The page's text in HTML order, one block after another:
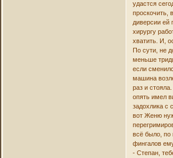
удастся
проскочить,
диверсии ей
хирургу
хватить. И,
По сути, не
меньше
если
машина
раз и
опять имел
задохлика с
вот Женю
всё было, по
фингалов
- Степан,